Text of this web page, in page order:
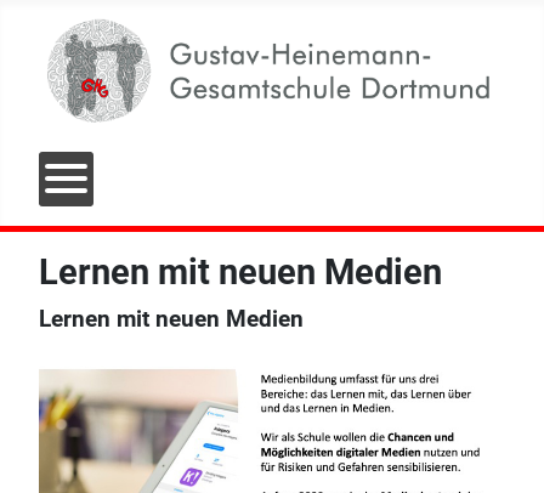
Lernen mit neuen Medien
Lernen mit neuen Medien